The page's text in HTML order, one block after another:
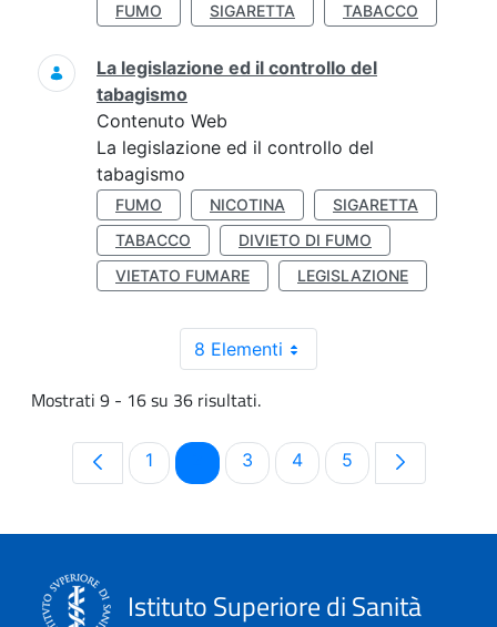
FUMO SIGARETTA TABACCO
La legislazione ed il controllo del
tabagismo
Contenuto Web
La legislazione ed il controllo del
tabagismo
FUMO NICOTINA
SIGARETTA
TABACCO
DIVIETO DI FUMO
VIETATO FUMARE
LEGISLAZIONE
8 Elementi
Mostrati 9 - 16 su 36 risultati.
Pagina
1 PaginaPagina
3 Pagina
4 Pagina
5
Istituto Superiore di Sanità